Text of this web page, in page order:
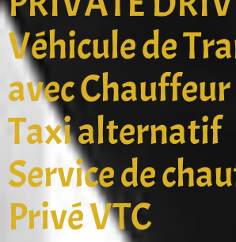
Véhicule de
avec Chauffeur
Taxi alternatif
Service de
Privé VTC